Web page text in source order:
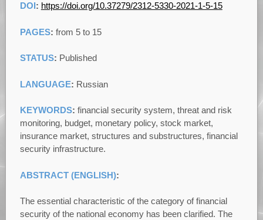
DOI: https://doi.org/10.37279/2312-5330-2021-1-5-15
PAGES: from 5 to 15
STATUS: Published
LANGUAGE: Russian
KEYWORDS: financial security system, threat and risk
monitoring, budget, monetary policy, stock market,
insurance market, structures and substructures, financial
security infrastructure.
ABSTRACT (ENGLISH):
The essential characteristic of the category of financial
security of the national economy has been clarified. The